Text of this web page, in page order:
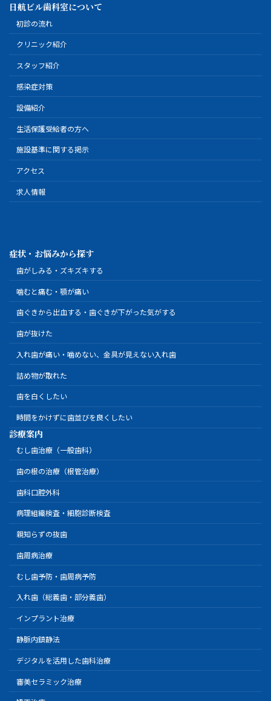
日航ビル歯科室について
初診の流れ
クリニック紹介
スタッフ紹介
感染症対策
設備紹介
生活保護受給者の方へ
施設基準に関する掲示
アクセス
求人情報
症状・お悩みから探す
歯がしみる・ズキズキする
噛むと痛む・顎が痛い
歯ぐきから出血する・歯ぐきが下がった気がする
歯が抜けた
入れ歯が痛い・噛めない、金具が見えない入れ歯
詰め物が取れた
歯を白くしたい
時間をかけずに歯並びを良くしたい
診療案内
むし歯治療（一般歯科）
歯の根の治療（根管治療）
歯科口腔外科
病理組織検査・細胞診断検査
親知らずの抜歯
歯周病治療
むし歯予防・歯周病予防
入れ歯（総義歯・部分義歯）
インプラント治療
静脈内鎮静法
デジタルを活用した歯科治療
審美セラミック治療